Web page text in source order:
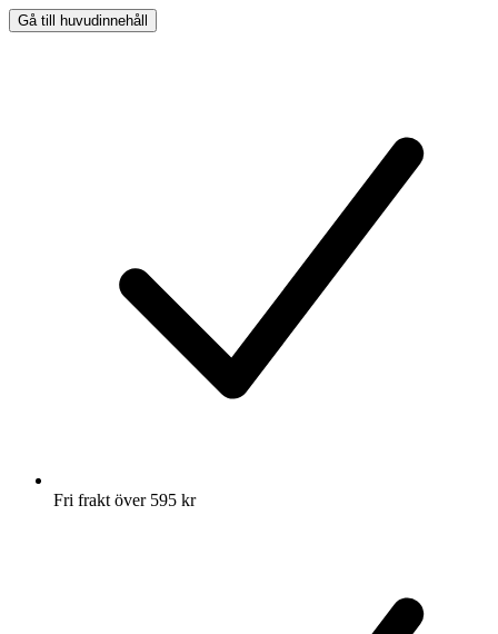
Gå till huvudinnehåll
Fri frakt över 595 kr